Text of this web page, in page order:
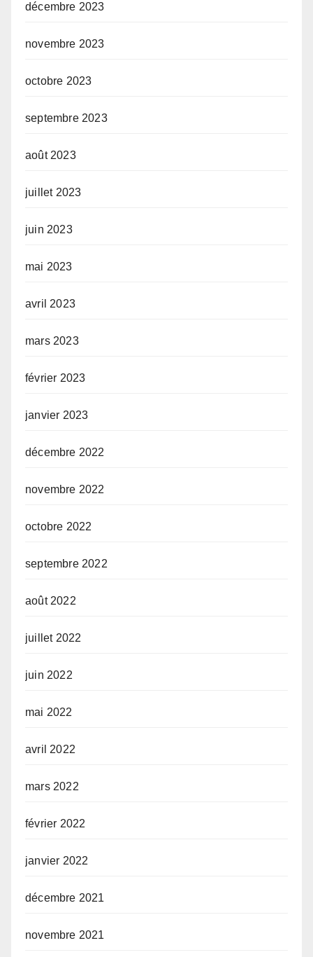
décembre 2023
novembre 2023
octobre 2023
septembre 2023
août 2023
juillet 2023
juin 2023
mai 2023
avril 2023
mars 2023
février 2023
janvier 2023
décembre 2022
novembre 2022
octobre 2022
septembre 2022
août 2022
juillet 2022
juin 2022
mai 2022
avril 2022
mars 2022
février 2022
janvier 2022
décembre 2021
novembre 2021